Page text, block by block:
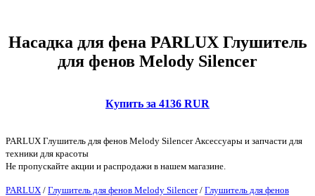
Насадка для фена PARLUX Глушитель
для фенов Melody Silencer
Купить за 4136 RUR
PARLUX Глушитель для фенов Melody Silencer Аксессуары и запчасти для
техники для красоты
Не пропускайте акции и распродажи в нашем магазине.
PARLUX / Глушитель для фенов Melody Silencer/ Глушитель для фенов